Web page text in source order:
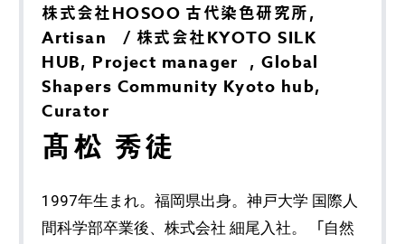
株式会社HOSOO 古代染色研究所,
Artisan / 株式会社KYOTO SILK
HUB, Project manager , Global
Shapers Community Kyoto hub,
Curator
髙松 秀徒
1997年生まれ。福岡県出身。神戸大学 国際人
間科学部卒業後、株式会社 細尾入社。 「自然